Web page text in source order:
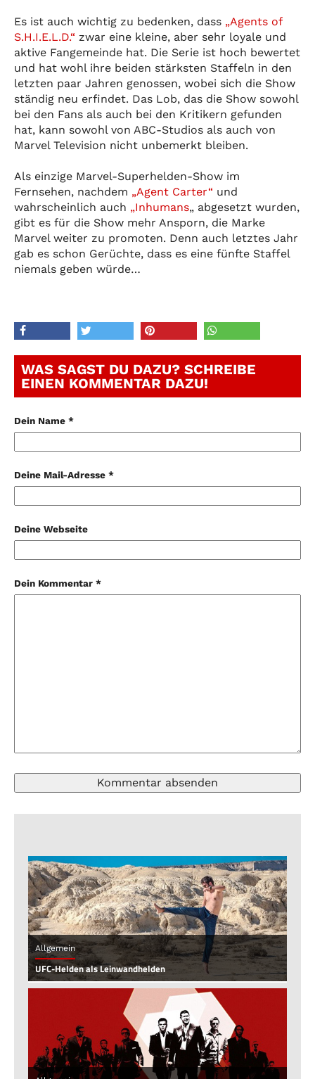
Es ist auch wichtig zu bedenken, dass „Agents of
S.H.I.E.L.D.“ zwar eine kleine, aber sehr loyale und
aktive Fangemeinde hat. Die Serie ist hoch bewertet
und hat wohl ihre beiden stärksten Staffeln in den
letzten paar Jahren genossen, wobei sich die Show
ständig neu erfindet. Das Lob, das die Show sowohl
bei den Fans als auch bei den Kritikern gefunden
hat, kann sowohl von ABC-Studios als auch von
Marvel Television nicht unbemerkt bleiben.
Als einzige Marvel-Superhelden-Show im
Fernsehen, nachdem „Agent Carter“ und
wahrscheinlich auch „Inhumans„ abgesetzt wurden,
gibt es für die Show mehr Ansporn, die Marke
Marvel weiter zu promoten. Denn auch letztes Jahr
gab es schon Gerüchte, dass es eine fünfte Staffel
niemals geben würde…
WAS SAGST DU DAZU? SCHREIBE
EINEN KOMMENTAR DAZU!
Dein Name *
Deine Mail-Adresse *
Deine Webseite
Dein Kommentar *
Allgemein
UFC-Helden als Leinwandhelden